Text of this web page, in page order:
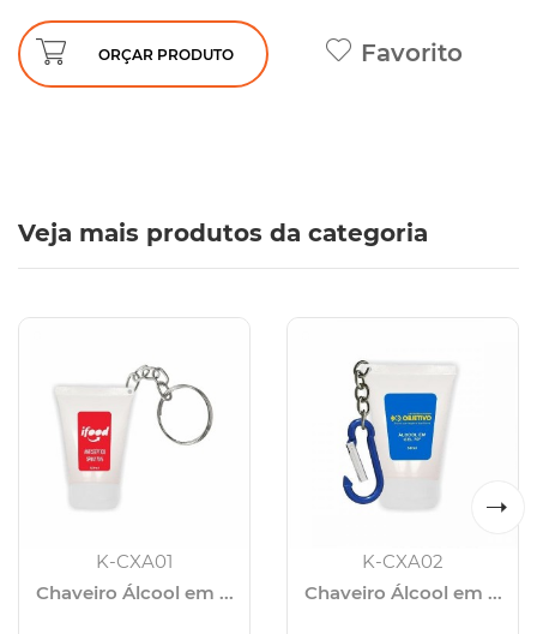
ORÇAR PRODUTO Favorito
Veja mais produtos da categoria
K-CXA01
Chaveiro Álcool em ...
K-CXA02
Chaveiro Álcool em ...